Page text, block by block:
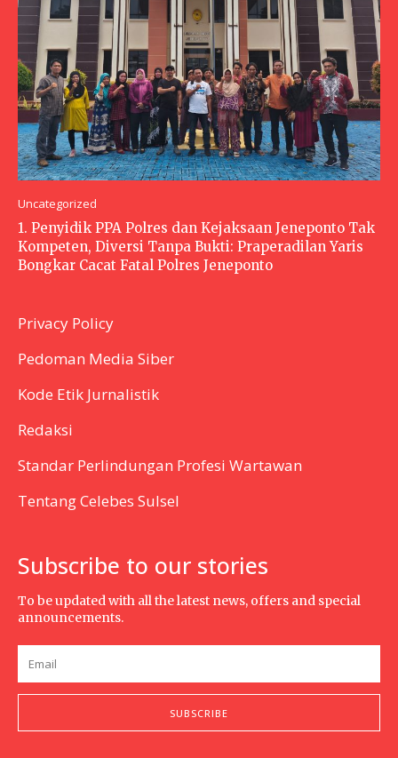
Uncategorized
1. Penyidik PPA Polres dan Kejaksaan Jeneponto Tak
Kompeten, Diversi Tanpa Bukti: Praperadilan Yaris
Bongkar Cacat Fatal Polres Jeneponto
Privacy Policy
Pedoman Media Siber
Kode Etik Jurnalistik
Redaksi
Standar Perlindungan Profesi Wartawan
Tentang Celebes Sulsel
Subscribe to our stories
To be updated with all the latest news, offers and special
announcements.
SUBSCRIBE